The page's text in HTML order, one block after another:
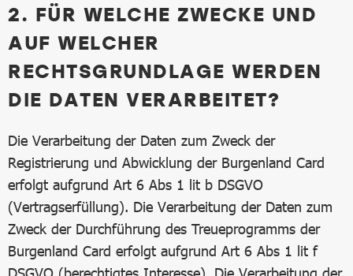
2. FÜR WELCHE ZWECKE UND
AUF WELCHER
RECHTSGRUNDLAGE WERDEN
DIE DATEN VERARBEITET?
Die Verarbeitung der Daten zum Zweck der
Registrierung und Abwicklung der Burgenland Card
erfolgt aufgrund Art 6 Abs 1 lit b DSGVO
(Vertragserfüllung). Die Verarbeitung der Daten zum
Zweck der Durchführung des Treueprogramms der
Burgenland Card erfolgt aufgrund Art 6 Abs 1 lit f